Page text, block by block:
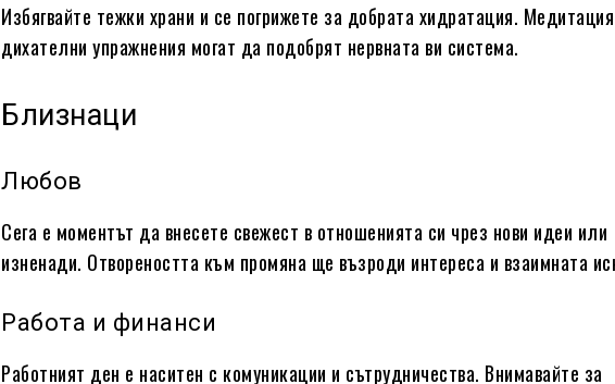
Избягвайте тежки храни и се погрижете за добрата хидратация.
дихателни упражнения могат да подобрят нервната ви система.
Близнаци
Любов
Сега е моментът да внесете свежест в отношенията си чрез нови идеи или
изненади. Отвореността към промяна ще възроди интереса и взаимната
Работа и финанси
Работният ден е наситен с комуникации и сътрудничества. Внимавайте за